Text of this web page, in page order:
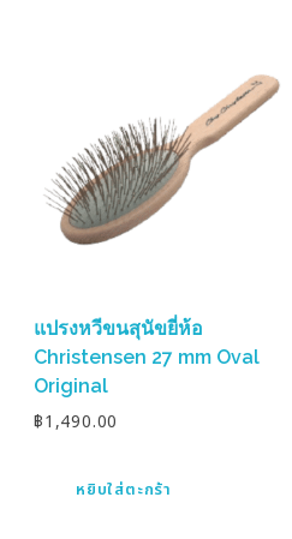
แปรงหวีขนสุนัขยี่ห้อ
Christensen 27 mm Oval
Original
฿1,490.00
หยิบใส่ตะกร้า